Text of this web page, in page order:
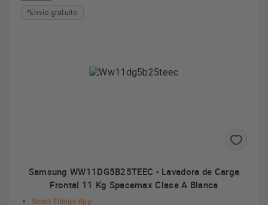
*Envío gratuito
Samsung WW11DG5B25TEEC - Lavadora de Carga
Frontal 11 Kg Spacemax Clase A Blanca
Smart Things App